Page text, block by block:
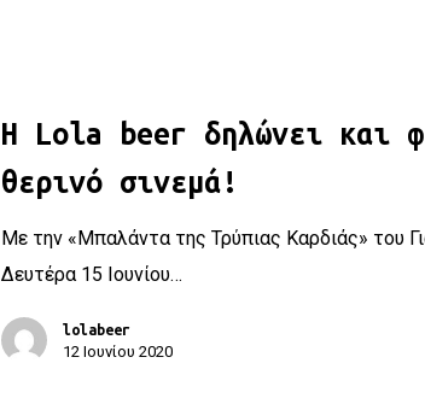
H Lola beer δηλώνει και
θερινό σινεμά!
Με την «Μπαλάντα της Τρύπιας Καρδιάς» του
Δευτέρα 15 Ιουνίου…
lolabeer
12 Ιουνίου 2020